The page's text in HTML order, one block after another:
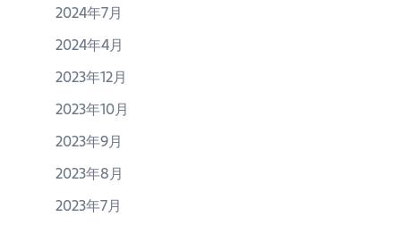
2024年7月
2024年4月
2023年12月
2023年10月
2023年9月
2023年8月
2023年7月